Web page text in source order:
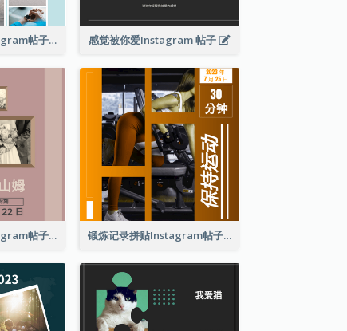
现在出汗健身Instagram帖子 感觉被你爱Instagram 帖子
复古婚礼拼贴Instagram帖子 锻炼记录拼贴Instagram帖子